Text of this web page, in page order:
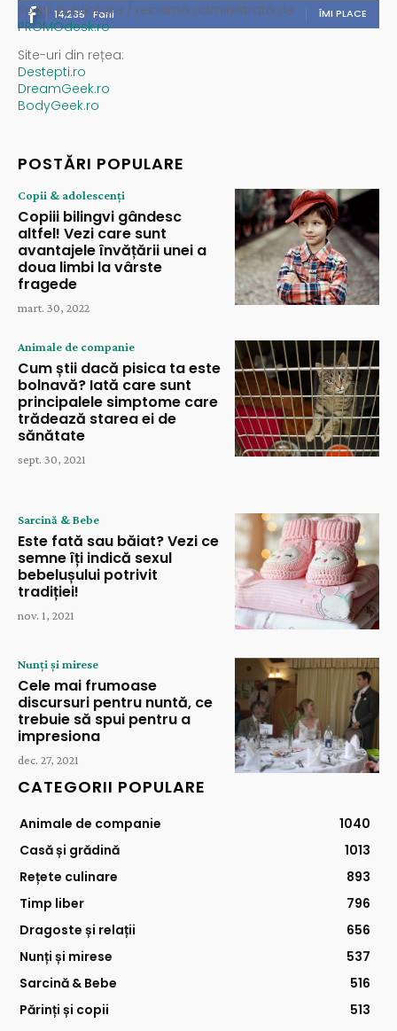
14,235 Fani ÎMI PLACE
Spații publicitare / reclamă administrată de
PROMOdesk.ro
Site-uri din rețea:
Destepti.ro
DreamGeek.ro
BodyGeek.ro
POSTĂRI POPULARE
Copii & adolescenți
Copiii bilingvi gândesc
altfel! Vezi care sunt
avantajele învățării unei a
doua limbi la vârste
fragede
mart. 30, 2022
Animale de companie
Cum știi dacă pisica ta este
bolnavă? Iată care sunt
principalele simptome care
trădează starea ei de
sănătate
sept. 30, 2021
Sarcină & Bebe
Este fată sau băiat? Vezi ce
semne îți indică sexul
bebelușului potrivit
tradiției!
nov. 1, 2021
Nunți și mirese
Cele mai frumoase
discursuri pentru nuntă, ce
trebuie să spui pentru a
impresiona
dec. 27, 2021
CATEGORII POPULARE
Animale de companie
1040
Casă și grădină
1013
Rețete culinare
893
Timp liber
796
Dragoste și relații
656
Nunți și mirese
537
Sarcină & Bebe
516
Părinți și copii
513